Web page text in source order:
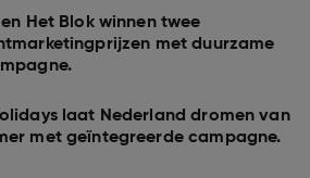
Het Blok winnen twee
met duurzame
laat Nederland dromen van
met geïntegreerde campagne.